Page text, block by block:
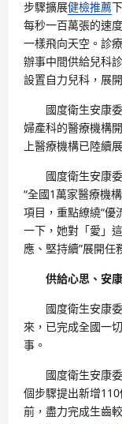
步驟擴展健檢推薦
每秒一百萬張的速
一樣飛向天空。診
辦事中間供給兒科
設置自力兒科，展
國度衛生安康
婦產科的醫療機構
上醫療機構已陸續
國度衛生安康
“全國1萬家醫療機
項目，重點繚繞“優
一下，她對「愛」
應、堅持續”展開任
供給心思、安
國度衛生安康
來，已完成全國一
事。
國度衛生安康
個步驟提出新增
前，盡力完成生齒